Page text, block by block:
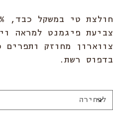
צביעת פיגמנט למראה
צווארון מחוזק
בדפוס רשת.